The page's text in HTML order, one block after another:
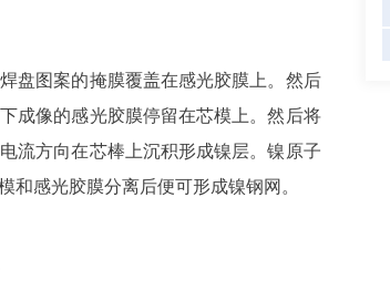
盘图案的掩膜覆盖在感光胶膜上。然后
成像的感光胶膜停留在芯模上。然后将
流方向在芯棒上沉积形成镍层。镍原子
和感光胶膜分离后便可形成镍钢网。